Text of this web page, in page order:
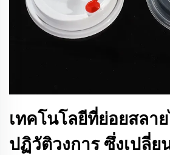
เทคโนโลยีที่ย่อยสลา
ปฏิวัติวงการ ซึ่งเปลี่ย